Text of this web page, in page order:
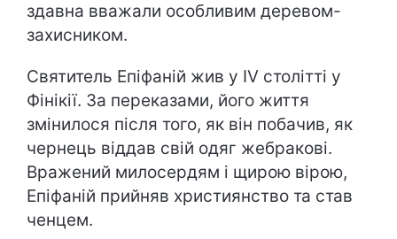
здавна вважали особливим деревом-
захисником.
Святитель Епіфаній жив у IV столітті у
Фінікії. За переказами, його життя
змінилося після того, як він побачив, як
чернець віддав свій одяг жебракові.
Вражений милосердям і щирою вірою,
Епіфаній прийняв християнство та став
ченцем.